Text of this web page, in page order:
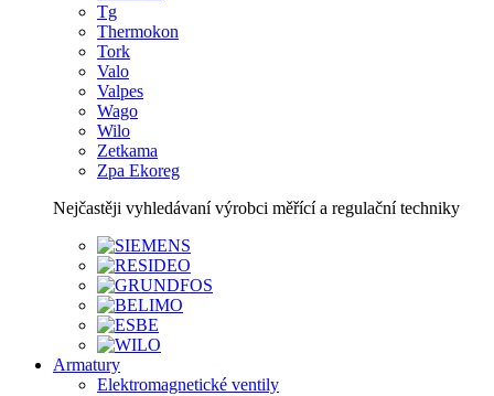
Tg
Thermokon
Tork
Valo
Valpes
Wago
Wilo
Zetkama
Zpa Ekoreg
Nejčastěji vyhledávaní výrobci měřící a regulační techniky
Armatury
Elektromagnetické ventily